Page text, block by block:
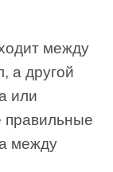
между
а другой
или
правильные
между